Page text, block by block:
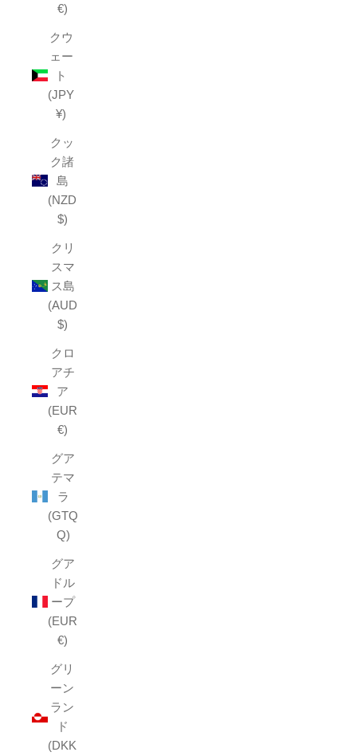
€)
クウ
ェー
ト
(JPY
¥)
クッ
ク諸
島
(NZD
$)
クリ
スマ
ス島
(AUD
$)
クロ
アチ
ア
(EUR
€)
グア
テマ
ラ
(GTQ
Q)
グア
ドル
ープ
(EUR
€)
グリ
ーン
ラン
ド
(DKK